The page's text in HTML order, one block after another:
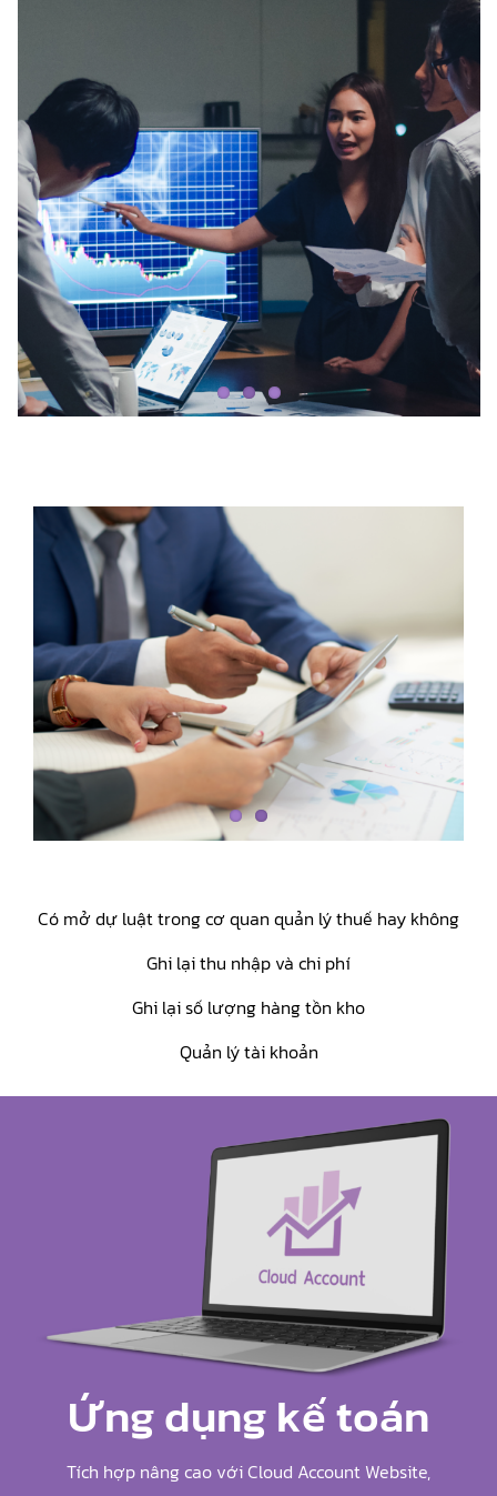
Login
Có mở dự luật trong cơ quan quản lý thuế hay không
Ghi lại thu nhập và chi phí
Ghi lại số lượng hàng tồn kho
Quản lý tài khoản
Ứng dụng kế toán
Tích hợp nâng cao với Cloud Account Website,